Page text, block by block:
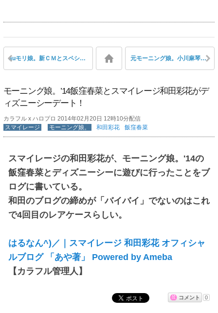
auモリ娘。新ＣＭとスペシャルムービーの続編公開！ 「つんくの発言篇」「分裂篇」 元モーニング娘。小川麻琴がミュージカル『シンデレラ』で主演シンデレラ役
モーニング娘。’14飯窪春菜とスマイレージ和田彩花がデ
ィズニーシーデート！
カラフル x ハロプロ 2014年02月20日 12時10分配信
スマイレージ
モーニング娘。 和田彩花 飯窪春菜
スマイレージの和田彩花が、モーニング娘。'14の
飯窪春菜とディズニーシーに遊びに行ったことをブ
ログに書いている。
和田のブログの締めが「バイバイ」でないのはこれ
で4回目のレアケースらしい。
はるなん^)／｜スマイレージ 和田彩花 オフィシャ
ルブログ 「あや著」 Powered by Ameba
【カラフル管理人】
コメント 0